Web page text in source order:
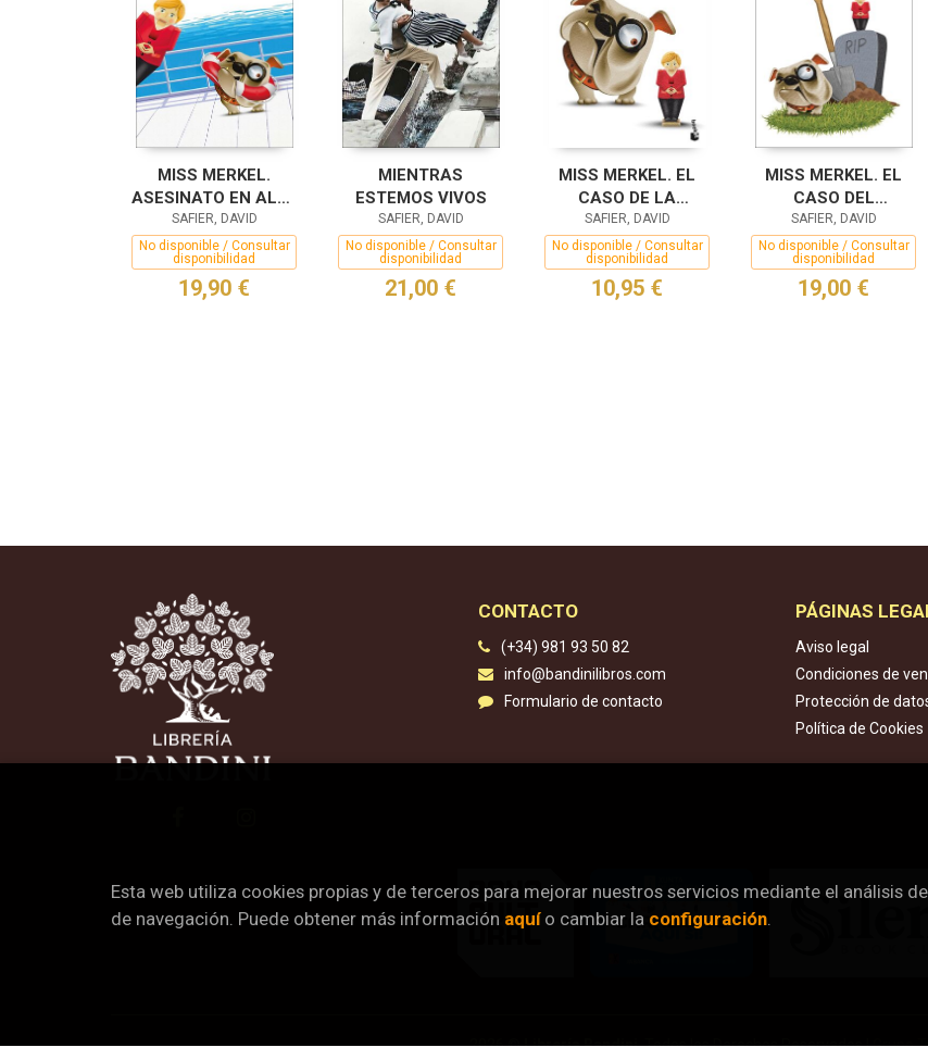
MISS MERKEL.
ASESINATO EN ALTA
MAR
SAFIER, DAVID
No disponible / Consultar
disponibilidad
19,90 €
MIENTRAS
ESTEMOS VIVOS
SAFIER, DAVID
No disponible / Consultar
disponibilidad
21,00 €
MISS MERKEL. EL
CASO DE LA
CANCILLER
JUBILADA
SAFIER, DAVID
No disponible / Consultar
disponibilidad
10,95 €
MISS MERKEL. EL
CASO DEL
JARDINERO
ENTERRADO
SAFIER, DAVID
No disponible / Consultar
disponibilidad
19,00 €
CONTACTO
(+34) 981 93 50 82
info@bandinilibros.com
Formulario de contacto
PÁGINAS
Aviso legal
Condiciones de
Protección de
Política de Cookies
2026 ©Librería Bandini. Todos los Derechos Reservados |Grupo
Esta web utiliza cookies propias y de terceros para mejorar nuestros servicios mediante el análisis
de navegación. Puede obtener más información aquío cambiar la configuración.